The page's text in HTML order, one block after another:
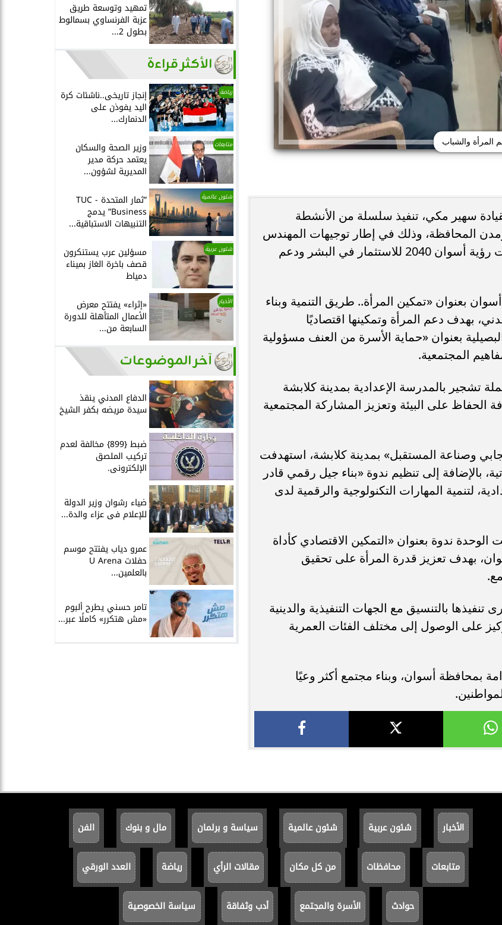
المرأة والشباب
سهير مكي، تنفيذ سلسلة من الأنشطة
ومدن المحافظة، وذلك في إطار توجيهات المهندس
عمرو لاشين محافظ أسوان، وتنفيذًا لمستهدفات رؤية أسوان 2040 للاستثمار في البشر ودعم
بعنوان «تمكين المرأة.. طريق التنمية وبناء
بهدف دعم المرأة وتمكينها اقتصاديًا
بعنوان «حماية الأسرة من العنف مسؤولية
المجتمعية.
تشجير بالمدرسة الإعدادية بمدينة كلابشة
الحفاظ على البيئة وتعزيز المشاركة المجتمعية
وصناعة المستقبل» بمدينة كلابشة، استهدفت
بالإضافة إلى تنظيم ندوة «بناء جيل رقمي قادر
لتنمية المهارات التكنولوجية والرقمية لدى
ندوة بعنوان «التمكين الاقتصادي كأداة
بهدف تعزيز قدرة المرأة على تحقيق
بالتنسيق مع الجهات التنفيذية والدينية
على الوصول إلى مختلف الفئات العمرية
بمحافظة أسوان، وبناء مجتمع أكثر وعيًا
تمهيد وتوسعة طريق
عزبة الفرنساوي بسمالوط
بطول 2...
الأكثر قراءة
رياضة إنجاز تاريخى..ناشئات كرة
اليد يفوذن على
الدنمارك...
متابعات وزير الصحة والسكان
يعتمد حركة مدير
المديرية لشؤون...
شئون عالمية ”ثمار المتحدة - TUC
Business” يدمج
التنبيهات الاستباقية...
شئون عربية مسؤلين عرب يستنكرون
قصف باخرة الغاز بميناء
دمياط
الأخبار «إثراء» يفتتح معرض
الأعمال المتأهلة للدورة
السابعة من...
آخر الموضوعات
الدفاع المدني ينقذ
سيدة مريضه بكفر الشيخ
ضبط {899} مخالفة لعدم
تركيب الملصق
الإلكترونى.
ضياء رشوان وزير الدولة
للإعلام فى عزاء والدة...
عمرو دياب يفتتح موسم
حفلات U Arena
بالعلمين...
تامر حسني يطرح ألبوم
«مش هتكرر» كاملًا عبر...
الأخبار شئون عربية شئون عالمية سياسة و برلمان مال و بنوك الفن
متابعات محافظات من كل مكان مقالات الرأي رياضة العدد الورقي
حوادث الأسرة والمجتمع أدب وثفاقة سياسة الخصوصية